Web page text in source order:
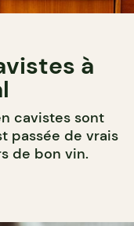
à
cavistes sont
passée de vrais
de bon vin.